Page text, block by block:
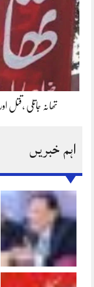
تھانہ جاتلی ،قتل
اہم خبریں